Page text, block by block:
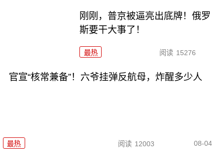
刚刚，普京被逼亮出底牌！俄罗
斯要干大事了！
最热 阅读 15276
官宣“核常兼备”！六爷挂弹反航母，炸醒多少人
最热 阅读 12003 08-04